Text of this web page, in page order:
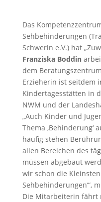
Das
Sehbehinderungen
Schwerin e.V.) hat
Franziska Boddin
dem
Erzieherin ist seitdem
Kindertagesstätten in
NWM und der
„Auch Kinder und
Thema ‚Behinderung‘
häufig stehen
allen Bereichen des
müssen abgebaut
wir schon die
Sehbehinderungen‘“,
Die Mitarbeiterin fährt